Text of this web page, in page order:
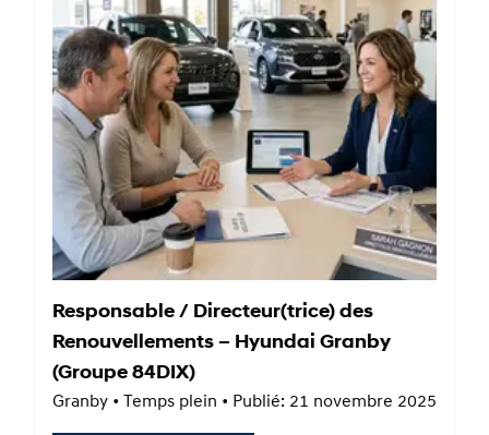
Responsable / Directeur(trice) des
Renouvellements – Hyundai Granby
(Groupe 84DIX)
Granby • Temps plein • Publié: 21 novembre 2025